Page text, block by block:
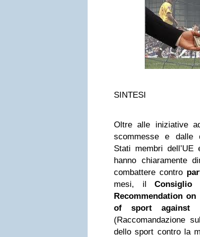
SINTESI
Oltre alle iniziative
scommesse e dalle
Stati membri dell’UE
hanno chiaramente
combattere contro
mesi, il Consiglio
Recommendation
of sport against
(Raccomandazione
dello sport contro la